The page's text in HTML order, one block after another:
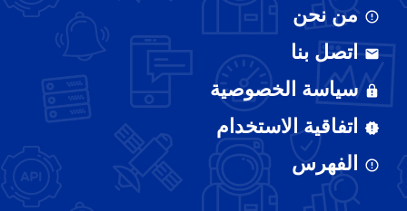
من نحن
اتصل بنا
سياسة الخصوصية
اتفاقية الاستخدام
الفهرس